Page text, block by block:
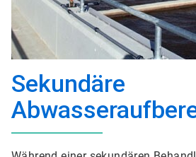
Sekundäre